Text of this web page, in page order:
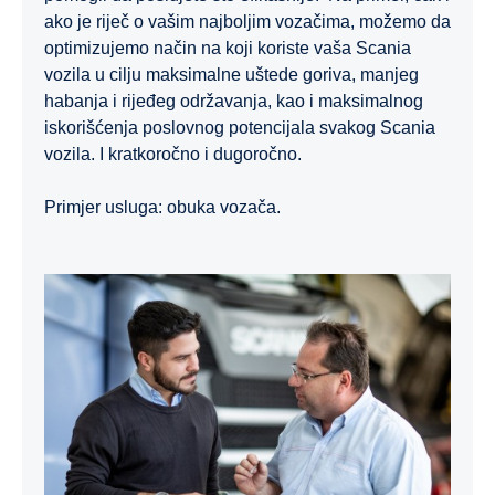
ako je riječ o vašim najboljim vozačima, možemo da
optimizujemo način na koji koriste vaša Scania
vozila u cilju maksimalne uštede goriva, manjeg
habanja i rijeđeg održavanja, kao i maksimalnog
iskorišćenja poslovnog potencijala svakog Scania
vozila. I kratkoročno i dugoročno.
Primjer usluga: obuka vozača.
Upravljanje voznim parkom
Sistemi za upravljanje voznim parkom kompanije Scania
Tahograf
Nadzorni izvještaj
Usluge na bazi podataka
Aplikacija Scania Driver
BEV Control Package
Paket Control